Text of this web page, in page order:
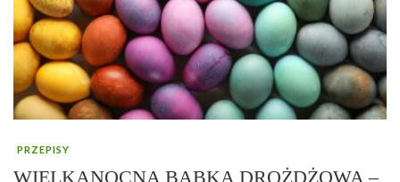
PRZEPISY
WIELKANOCNA BABKA DROŻDŻOWA –